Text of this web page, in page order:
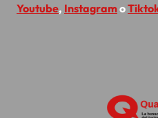
Youtube, Instagramo